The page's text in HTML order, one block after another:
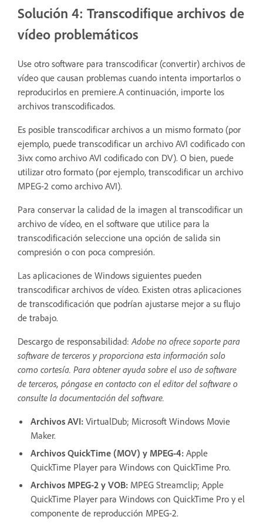
Solución 4: Transcodifique archivos de
vídeo problemáticos
Use otro software para transcodificar (convertir) archivos de
vídeo que causan problemas cuando intenta importarlos o
reproducirlos en premiere.A continuación, importe los
archivos transcodificados.
Es posible transcodificar archivos a un mismo formato (por
ejemplo, puede transcodificar un archivo AVI codificado con
3ivx como archivo AVI codificado con DV). O bien, puede
utilizar otro formato (por ejemplo, transcodificar un archivo
MPEG-2 como archivo AVI).
Para conservar la calidad de la imagen al transcodificar un
archivo de vídeo, en el software que utilice para la
transcodificación seleccione una opción de salida sin
compresión o con poca compresión.
Las aplicaciones de Windows siguientes pueden
transcodificar archivos de vídeo. Existen otras aplicaciones
de transcodificación que podrían ajustarse mejor a su flujo
de trabajo.
Descargo de responsabilidad: Adobe no ofrece soporte para
software de terceros y proporciona esta información solo
como cortesía. Para obtener ayuda sobre el uso de software
de terceros, póngase en contacto con el editor del software o
consulte la documentación del software.
Archivos AVI: VirtualDub; Microsoft Windows Movie
Maker.
Archivos QuickTime (MOV) y MPEG-4: Apple
QuickTime Player para Windows con QuickTime Pro.
Archivos MPEG-2 y VOB: MPEG Streamclip; Apple
QuickTime Player para Windows con QuickTime Pro y el
componente de reproducción MPEG-2.